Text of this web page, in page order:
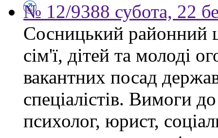
№ 12/9388 субота, 22
Сосницький районний
сім'ї, дітей та молоді
вакантних посад
спеціалістів. Вимоги
психолог, юрист,